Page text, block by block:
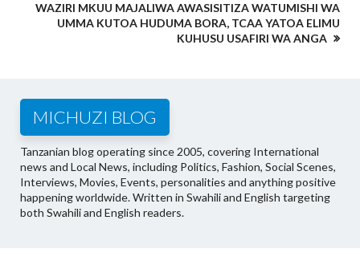
WAZIRI MKUU MAJALIWA AWASISITIZA WATUMISHI WA
UMMA KUTOA HUDUMA BORA, TCAA YATOA ELIMU
KUHUSU USAFIRI WA ANGA
MICHUZI BLOG
Tanzanian blog operating since 2005, covering International
news and Local News, including Politics, Fashion, Social Scenes,
Interviews, Movies, Events, personalities and anything positive
happening worldwide. Written in Swahili and English targeting
both Swahili and English readers.